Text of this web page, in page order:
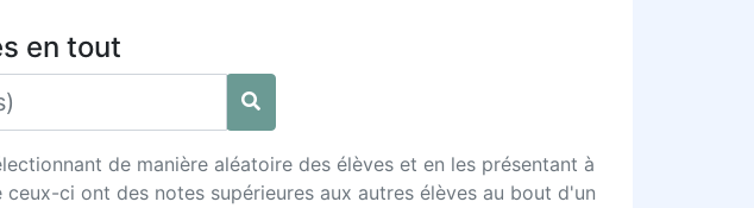
en tout
de manière aléatoire des élèves et en les présentant à
ci ont des notes supérieures aux autres élèves au bout d'un